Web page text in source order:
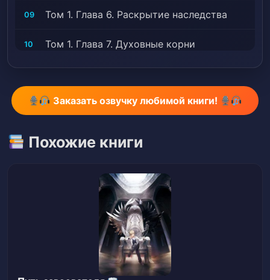
09 Том 1. Глава 6. Раскрытие наследства
10 Том 1. Глава 7. Духовные корни
хозяйства [Часть 1]
Том 1. Глава 9. Начало сельского
Том 1. Глава 11. Армия Черной равнины
Том 1. Глава 12. Купец с Каменного
Том 1. Глава 13. Переход
Заказать озвучку любимой книги!
Похожие книги